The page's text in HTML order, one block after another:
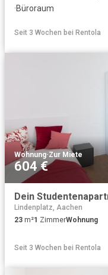
·Büroraum
Seit 3 Wochen bei Rentola
Wohnung·Zur Miete
604 €
Dein
Lindenplatz, Aachen
23 m²1 ZimmerWohnung
Seit 3 Wochen bei Rentola